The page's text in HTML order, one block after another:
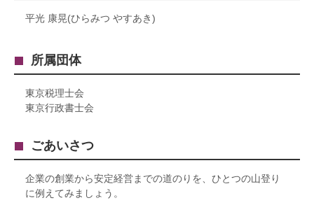
平光 康晃(ひらみつ やすあき)
所属団体
東京税理士会
東京行政書士会
ごあいさつ
企業の創業から安定経営までの道のりを、ひとつの山登り
に例えてみましょう。